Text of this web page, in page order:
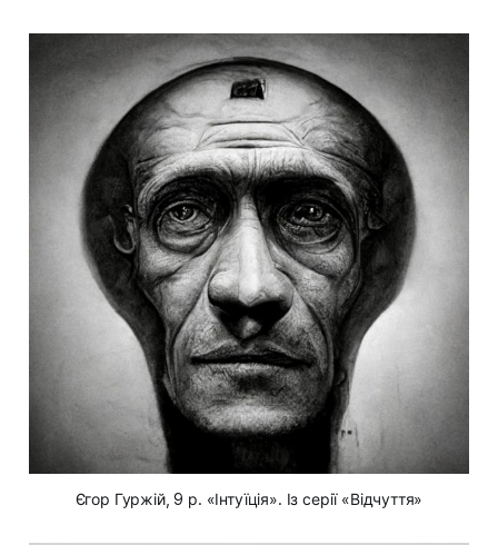
Єгор Гуржій, 9 р. «Інтуїція». Із серії «Відчуття»